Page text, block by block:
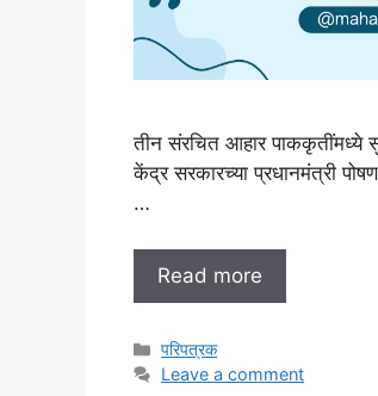
तीन संरचित आहार
केंद्र सरकारच्या प्रधानमंत्री
…
Read more
C
a
परिपत्रक
Leave a comment